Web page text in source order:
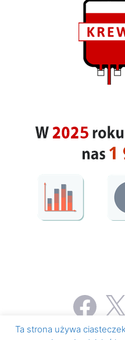
Facebook
X
Ta strona używa